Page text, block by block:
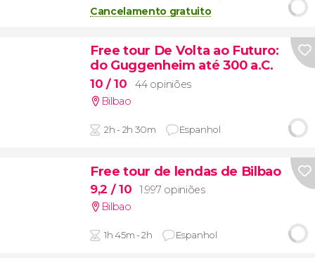
Cancelamento gratuito
Free tour De Volta ao Futuro:
do Guggenheim até 300 a.C.
10 / 10
44 opiniões
Bilbao
2h - 2h 30m Espanhol
Free tour de lendas de Bilbao
9,2 / 10
1.997 opiniões
Bilbao
1h 45m - 2h Espanhol